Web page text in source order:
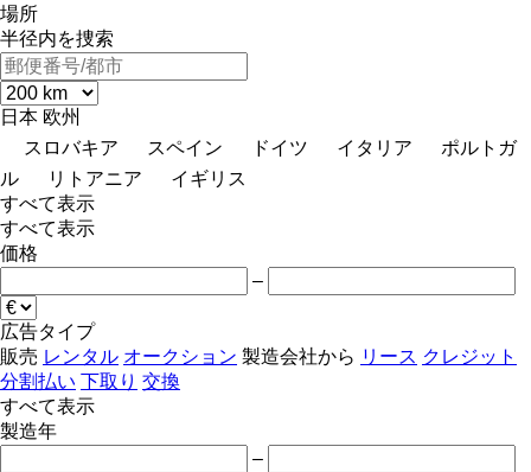
場所
半径内を捜索
日本 欧州
スロバキア
スペイン ドイツ イタリア
ポルトガ
ル
リトアニア
イギリス
すべて表示
すべて表示
価格
–
広告タイプ
販売 レンタル オークション 製造会社から リース クレジット
分割払い 下取り 交換
すべて表示
製造年
–